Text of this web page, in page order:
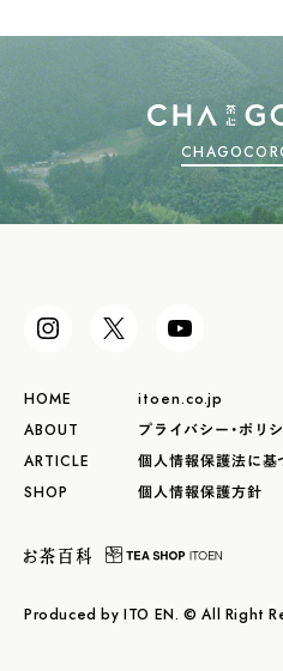
HOME
ABOUT
ARTICLE
SHOP
itoen.co.jp
プライバシー・ポリ
個人情報保護法に基
個人情報保護方針
Produced by ITO EN. © All Right